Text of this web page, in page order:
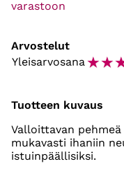
varastoon
Arvostelut
Yleisarvosana☆☆
Tuotteen kuvaus
Valloittavan
mukavasti ihaniin
istuinpäällisiksi.